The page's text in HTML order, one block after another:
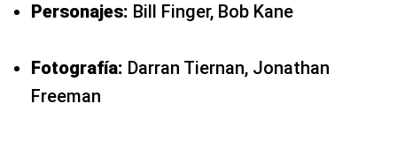
Personajes: Bill Finger, Bob Kane
Fotografía: Darran Tiernan, Jonathan
Freeman